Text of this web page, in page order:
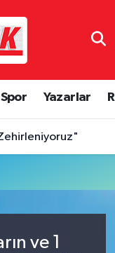
Spor Yazarlar
ve 1